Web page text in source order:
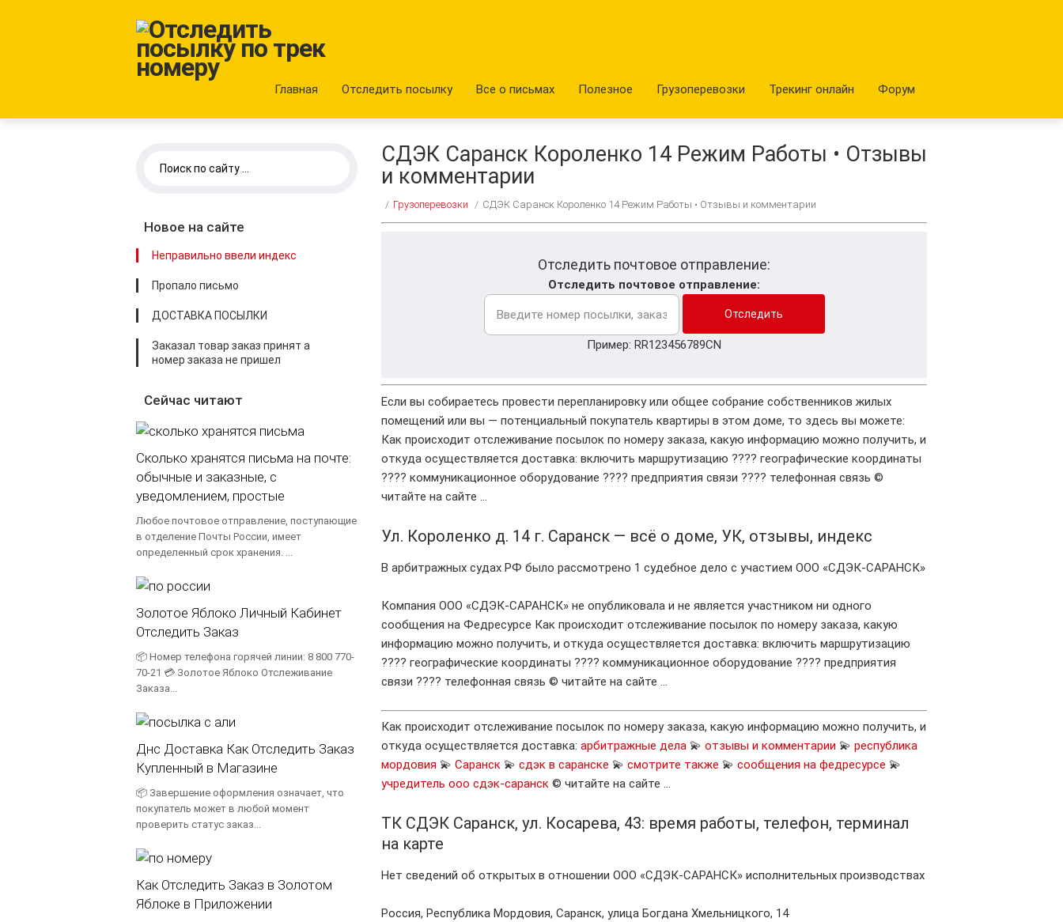
Главная Отследить посылку Все о письмах Полезное Грузоперевозки Трекинг онлайн Форум
СДЭК Саранск Короленко 14 Режим Работы • Отзывы
и комментарии
/ Грузоперевозки / СДЭК Саранск Короленко 14 Режим Работы • Отзывы и комментарии
Отследить почтовое отправление:
Отследить почтовое отправление:
Пример: RR123456789CN
Если вы собираетесь провести перепланировку или общее собрание собственников жилых
помещений или вы — потенциальный покупатель квартиры в этом доме, то здесь вы можете:
Как происходит отслеживание посылок по номеру заказа, какую информацию можно получить, и
откуда осуществляется доставка: включить маршрутизацию ???? географические координаты
???? коммуникационное оборудование ???? предприятия связи ???? телефонная связь ©
читайте на сайте …
Ул. Короленко д. 14 г. Саранск — всё о доме, УК, отзывы, индекс
В арбитражных судах РФ было рассмотрено 1 судебное дело с участием ООО «СДЭК-САРАНСК»
Компания ООО «СДЭК-САРАНСК» не опубликовала и не является участником ни одного
сообщения на Федресурсе Как происходит отслеживание посылок по номеру заказа, какую
информацию можно получить, и откуда осуществляется доставка: включить маршрутизацию
???? географические координаты ???? коммуникационное оборудование ???? предприятия
связи ???? телефонная связь © читайте на сайте …
Как происходит отслеживание посылок по номеру заказа, какую информацию можно получить, и
откуда осуществляется доставка: арбитражные дела 💫 отзывы и комментарии 💫 республика
мордовия 💫 Саранск 💫 сдэк в саранске 💫 смотрите также 💫 сообщения на федресурсе 💫
учредитель ооо сдэк-саранск © читайте на сайте …
ТК СДЭК Саранск, ул. Косарева, 43: время работы, телефон, терминал
на карте
Нет сведений об открытых в отношении ООО «СДЭК-САРАНСК» исполнительных производствах
Россия, Республика Мордовия, Саранск, улица Богдана Хмельницкого, 14
Новое на сайте
Неправильно ввели индекс
Пропало письмо
ДОСТАВКА ПОСЫЛКИ
Заказал товар заказ принят а
номер заказа не пришел
Сейчас читают
Сколько хранятся письма на почте:
обычные и заказные, с
уведомлением, простые
Любое почтовое отправление, поступающие
в отделение Почты России, имеет
определенный срок хранения. ...
Золотое Яблоко Личный Кабинет
Отследить Заказ
📦 Номер телефона горячей линии: 8 800 770-
70-21 💳 Золотое Яблоко Отслеживание
Заказа...
Днс Доставка Как Отследить Заказ
Купленный в Магазине
📦 Завершение оформления означает, что
покупатель может в любой момент
проверить статус заказ...
Как Отследить Заказ в Золотом
Яблоке в Приложении